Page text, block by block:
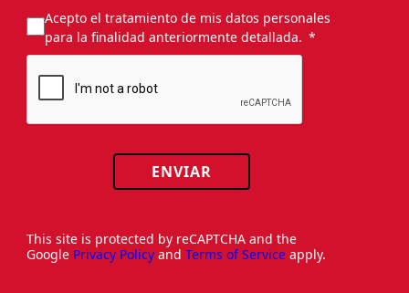
Acepto el tratamiento de mis datos personales
para la finalidad anteriormente detallada.
ENVIAR
This site is protected by reCAPTCHA and the
Google Privacy Policy and Terms of Service apply.